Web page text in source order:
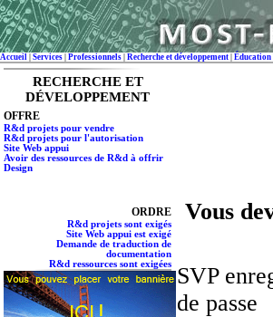
Accueil Services Professionnels Recherche et développement Éducation
RECHERCHE ET
DÉVELOPPEMENT
OFFRE
R&d projets pour vendre
R&d projets pour l'autorisation
Site Web appui
Avoir des ressources de R&d à offrir
Design
ORDRE
R&d projets sont exigés
Site Web appui est exigé
Demande de traduction de
documentation
R&d ressources sont exigées
Vous
SVP
de passe